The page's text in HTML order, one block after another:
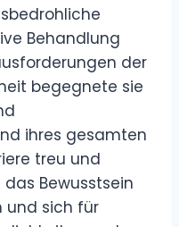
Behandlung
der
begegnete sie
ihres gesamten
treu und
Bewusstsein
und sich für